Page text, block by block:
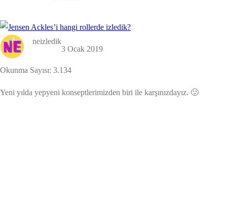
neizledik
3 Ocak 2019
Okunma Sayısı: 3.134
Yeni yılda yepyeni konseptlerimizden biri ile karşınızdayız. 🙂